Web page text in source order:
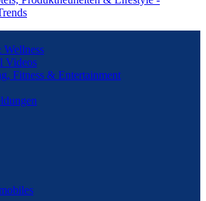
Wellness
Videos
Fitness & Entertainment